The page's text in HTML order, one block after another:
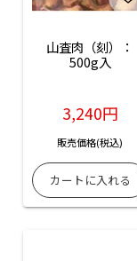
山査肉（刻）：
500g入
3,240円
販売価格(税込)